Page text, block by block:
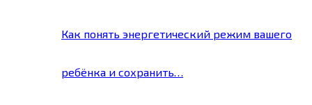
Как понять энергетический режим вашего
ребёнка и сохранить…